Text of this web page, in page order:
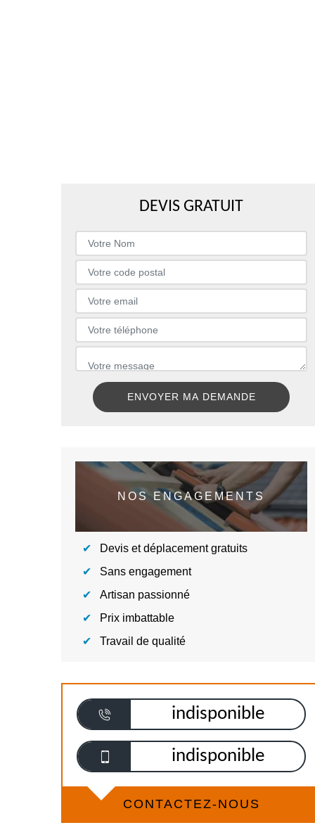
DEVIS GRATUIT
NOS ENGAGEMENTS
Devis et déplacement gratuits
Sans engagement
Artisan passionné
Prix imbattable
Travail de qualité
indisponible
indisponible
CONTACTEZ-NOUS